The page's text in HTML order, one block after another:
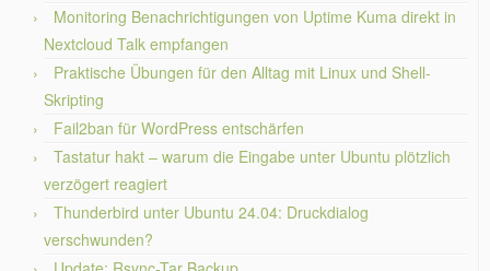
Monitoring Benachrichtigungen von Uptime Kuma direkt in
Nextcloud Talk empfangen
Praktische Übungen für den Alltag mit Linux und Shell-
Skripting
Fail2ban für WordPress entschärfen
Tastatur hakt – warum die Eingabe unter Ubuntu plötzlich
verzögert reagiert
Thunderbird unter Ubuntu 24.04: Druckdialog
verschwunden?